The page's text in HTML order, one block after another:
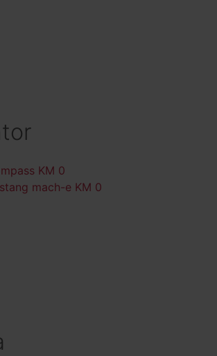
KM 0
mach-e KM 0